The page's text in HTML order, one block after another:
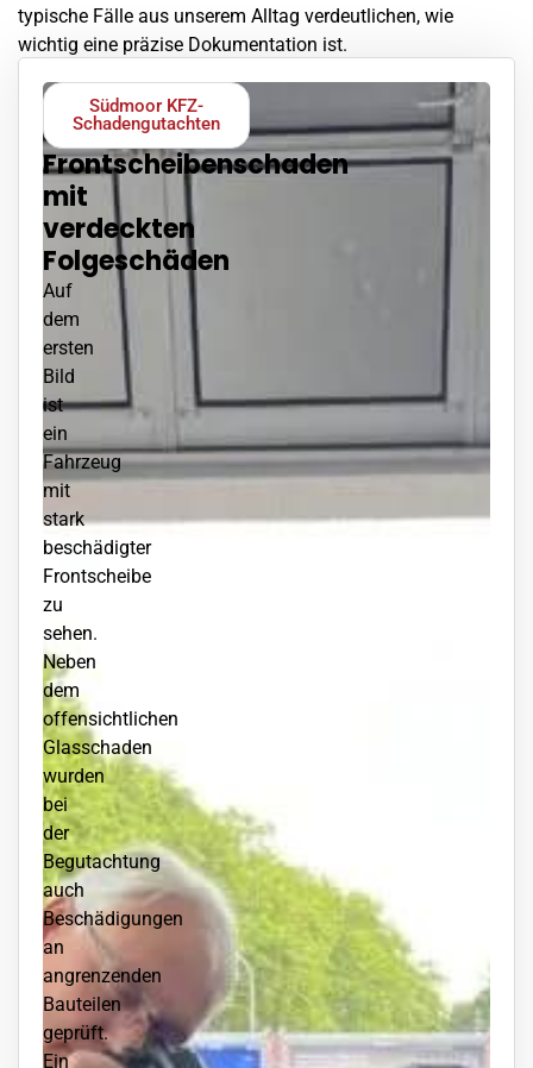
typische Fälle aus unserem Alltag verdeutlichen, wie
wichtig eine präzise Dokumentation ist.
Südmoor KFZ-
Schadengutachten
Frontscheibenschaden
mit
verdeckten
Folgeschäden
Auf
dem
ersten
Bild
ist
ein
Fahrzeug
mit
stark
beschädigter
Frontscheibe
zu
sehen.
Neben
dem
offensichtlichen
Glasschaden
wurden
bei
der
Begutachtung
auch
Beschädigungen
an
angrenzenden
Bauteilen
geprüft.
Ein